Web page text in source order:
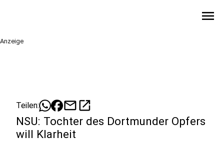
menu
Anzeige
Teilen: mailopen_in_new
NSU: Tochter des Dortmunder Opfers
will Klarheit